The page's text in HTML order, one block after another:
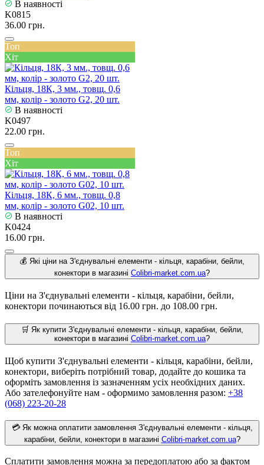
В наявності
K0815
36.00 грн.
Топ
Хіт
Кільця, 18К, 3 мм., товщ. 0,6
мм, колір - золото G2, 20 шт.
В наявності
K0497
22.00 грн.
Топ
Хіт
Кільця, 18К, 6 мм., товщ. 0,8
мм, колір - золото G02, 10 шт.
В наявності
K0424
16.00 грн.
💰 Які ціни на З'єднувальні елементи - кільця, карабіни, бейли,
конектори в магазині Colibri-market.com.ua?
Ціни на З'єднувальні елементи - кільця, карабіни, бейли,
конектори починаються від 16.00 грн. до 108.00 грн.
🛒 Як купити З'єднувальні елементи - кільця, карабіни, бейли,
конектори в магазині Colibri-market.com.ua?
Щоб купити З'єднувальні елементи - кільця, карабіни, бейли,
конектори, виберіть потрібний товар, додайте до кошика та
оформіть замовлення із зазначенням усіх необхідних даних.
Або зателефонуйте нам - оформимо замовлення разом: +38
(068) 223-20-28
💳 Як можна оплатити замовлення З'єднувальні елементи - кільця,
карабіни, бейли, конектори в магазині Colibri-market.com.ua?
Сплатити замовлення можна за передоплатою або за фактом